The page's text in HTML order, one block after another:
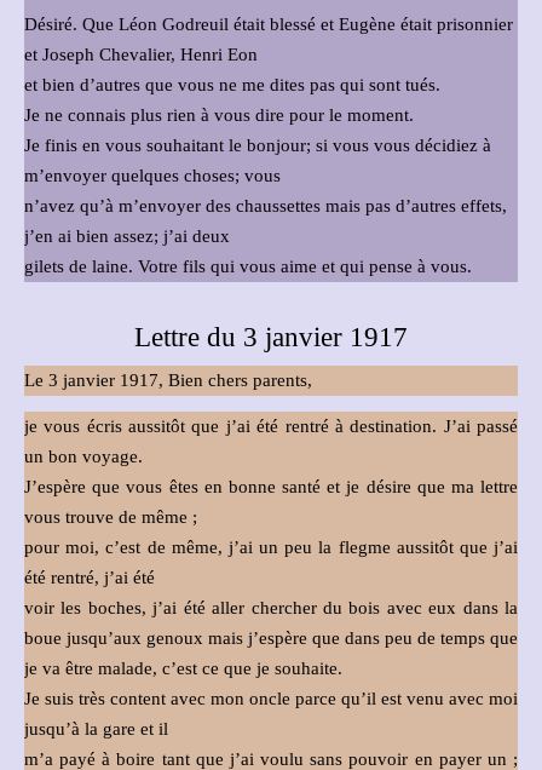
Désiré. Que Léon Godreuil était blessé et Eugène était prisonnier
et Joseph Chevalier, Henri Eon
et bien d’autres que vous ne me dites pas qui sont tués.
Je ne connais plus rien à vous dire pour le moment.
Je finis en vous souhaitant le bonjour; si vous vous décidiez à
m’envoyer quelques choses; vous
n’avez qu’à m’envoyer des chaussettes mais pas d’autres effets,
j’en ai bien assez; j’ai deux
gilets de laine. Votre fils qui vous aime et qui pense à vous.
Lettre du 3 janvier 1917
Le 3 janvier 1917, Bien chers parents,
je vous écris aussitôt que j’ai été rentré à destination. J’ai passé
un bon voyage.
J’espère que vous êtes en bonne santé et je désire que ma lettre
vous trouve de même ;
pour moi, c’est de même, j’ai un peu la flegme aussitôt que j’ai
été rentré, j’ai été
voir les boches, j’ai été aller chercher du bois avec eux dans la
boue jusqu’aux genoux mais j’espère que dans peu de temps que
je va être malade, c’est ce que je souhaite.
Je suis très content avec mon oncle parce qu’il est venu avec moi
jusqu’à la gare et il
m’a payé à boire tant que j’ai voulu sans pouvoir en payer un ;